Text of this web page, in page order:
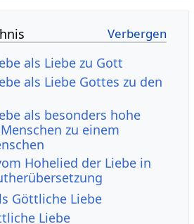
als Liebe zu Gott
als Liebe Gottes zu den
als besonders hohe
zu einem
Hohelied der Liebe in
Göttliche Liebe
Liebe